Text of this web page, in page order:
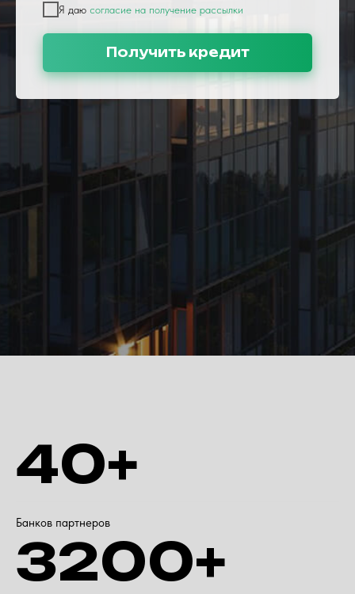
Я даю согласие на получение рассылки
Получить кредит
40+
Банков партнеров
3200+